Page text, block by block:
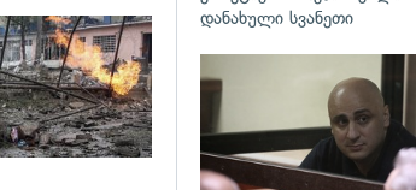
დანახული სვანეთი